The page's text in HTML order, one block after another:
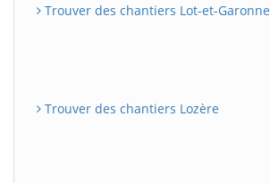
Trouver des chantiers Lot-et-Garonne
Trouver des chantiers Lozère